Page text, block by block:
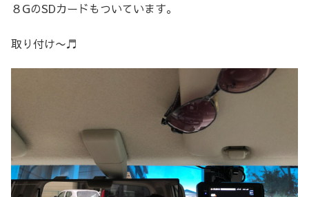
８GのSDカードもついています。
取り付け〜♬